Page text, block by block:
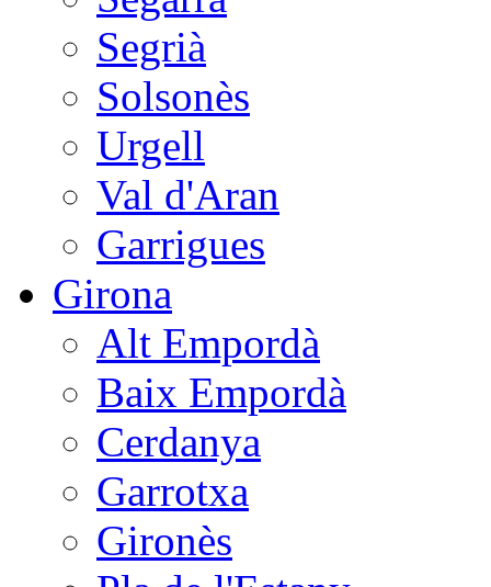
Segrià
Solsonès
Urgell
Val d'Aran
Garrigues
Girona
Alt Empordà
Baix Empordà
Cerdanya
Garrotxa
Gironès